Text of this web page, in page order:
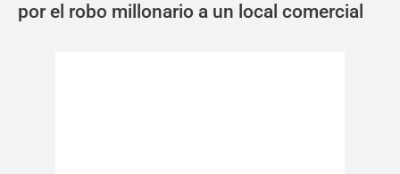
por el robo millonario a un local comercial